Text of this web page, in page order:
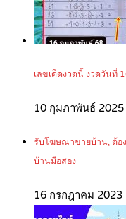
เลขเด็ดงวดนี้ งวดวันที่
10 กุมภาพันธ์ 2025
รับโฆษณาขายบ้าน, ต้อ
บ้านมือสอง
16 กรกฎาคม 2023